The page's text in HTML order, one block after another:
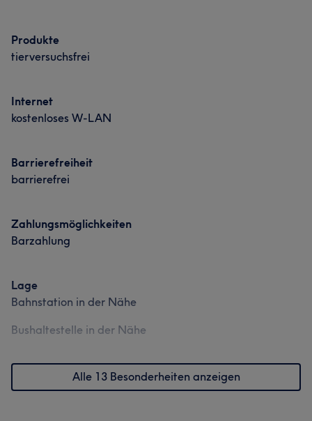
Produkte
tierversuchsfrei
Internet
kostenloses W-LAN
Barrierefreiheit
barrierefrei
Zahlungsmöglichkeiten
Barzahlung
Lage
Bahnstation in der Nähe
Bushaltestelle in der Nähe
Alle 13 Besonderheiten anzeigen